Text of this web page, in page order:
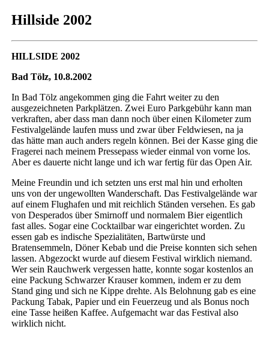
Hillside 2002
HILLSIDE 2002
Bad Tölz, 10.8.2002
In Bad Tölz angekommen ging die Fahrt weiter zu den
ausgezeichneten Parkplätzen. Zwei Euro Parkgebühr kann man
verkraften, aber dass man dann noch über einen Kilometer zum
Festivalgelände laufen muss und zwar über Feldwiesen, na ja
das hätte man auch anders regeln können. Bei der Kasse ging die
Fragerei nach meinem Pressepass wieder einmal von vorne los.
Aber es dauerte nicht lange und ich war fertig für das Open Air.
Meine Freundin und ich setzten uns erst mal hin und erholten
uns von der ungewollten Wanderschaft. Das Festivalgelände war
auf einem Flughafen und mit reichlich Ständen versehen. Es gab
von Desperados über Smirnoff und normalem Bier eigentlich
fast alles. Sogar eine Cocktailbar war eingerichtet worden. Zu
essen gab es indische Spezialitäten, Bartwürste und
Bratensemmeln, Döner Kebab und die Preise konnten sich sehen
lassen. Abgezockt wurde auf diesem Festival wirklich niemand.
Wer sein Rauchwerk vergessen hatte, konnte sogar kostenlos an
eine Packung Schwarzer Krauser kommen, indem er zu dem
Stand ging und sich ne Kippe drehte. Als Belohnung gab es eine
Packung Tabak, Papier und ein Feuerzeug und als Bonus noch
eine Tasse heißen Kaffee. Aufgemacht war das Festival also
wirklich nicht.